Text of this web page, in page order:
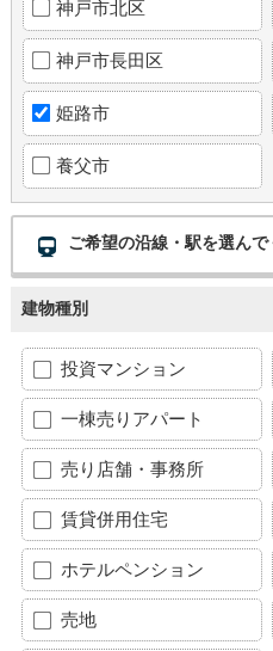
神戸市北区
神戸市長田区
姫路市
養父市
ご希望の沿線・駅を選んで
建物種別
投資マンション
一棟売りアパート
売り店舗・事務所
賃貸併用住宅
ホテルペンション
売地